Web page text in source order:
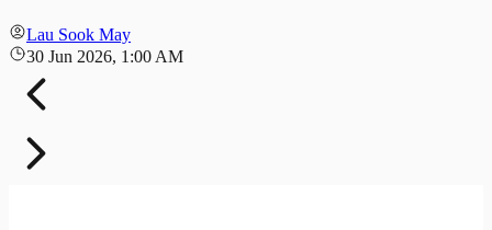
Lau Sook May
30 Jun 2026, 1:00 AM